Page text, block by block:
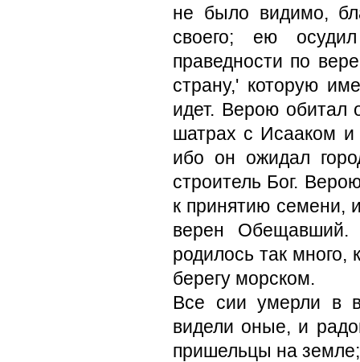
не было видимо,
своего; ею
праведности по
страну,' которую
идет. Верою обитал
шатрах с Исааком и
ибо он ожидал
строитель Бог.
к принятию семени,
верен Обещавший.
родилось так много,
берегу морском.
Все сии умерли в
видели оные, и
пришельцы на земле;